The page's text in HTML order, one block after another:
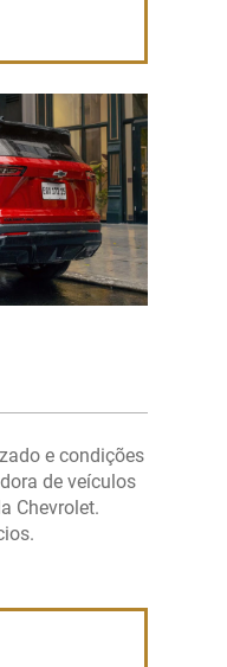
e condições
de veículos
Chevrolet.